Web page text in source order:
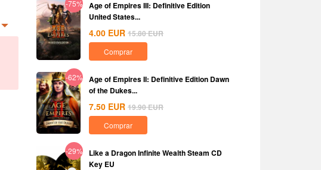
-75%
Age of Empires III: Definitive Edition
United States...
4.00 EUR 15.80EUR
Comprar
-62%
Age of Empires II: Definitive Edition Dawn
of the Dukes...
7.50 EUR 19.90EUR
Comprar
-29%
Like a Dragon Infinite Wealth Steam CD
Key EU